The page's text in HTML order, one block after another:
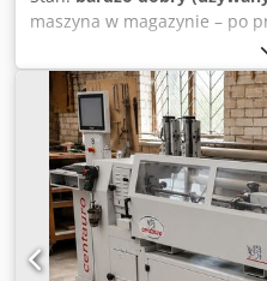
maszyna w magazynie – po
bardzo dobry – rok produkcji
TECHNICZNE: – długość
toczenia 120 mm – trzy
podtrzymka – sterowanie
automatyczne sterowanie –
Aager Gabaryty maszyny: –
cm – wysokość 215 cm –